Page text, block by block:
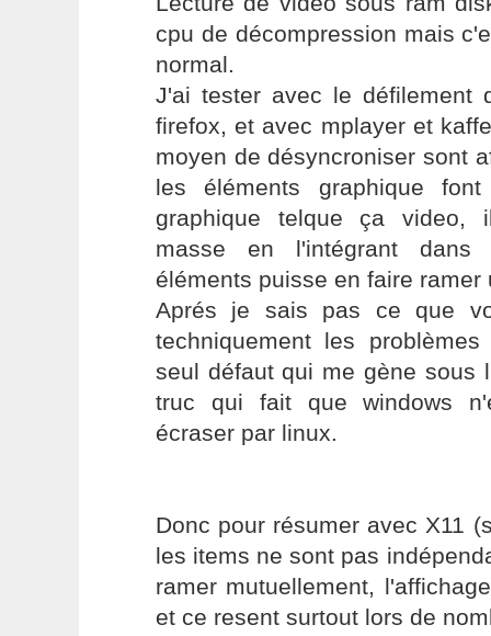
cpu de décompression mais
normal.
J'ai tester avec le défilement
firefox, et avec mplayer et
moyen de désyncroniser sont
les éléments graphique
graphique telque ça video,
masse en l'intégrant dans
éléments puisse en faire ramer
Aprés je sais pas ce que
techniquement les
seul défaut qui me gène sous
truc qui fait que windows
écraser par linux.
Donc pour résumer avec X11
les items ne sont pas
ramer mutuellement,
et ce resent surtout lors de